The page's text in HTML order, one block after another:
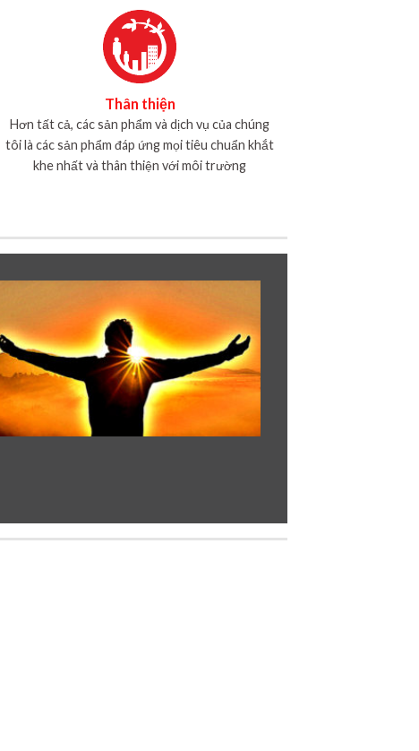
Thân thiện
Hơn tất cả, các sản phẩm và dịch vụ của chúng
tôi là các sản phẩm đáp ứng mọi tiêu chuẩn khắt
khe nhất và thân thiện với môi trường